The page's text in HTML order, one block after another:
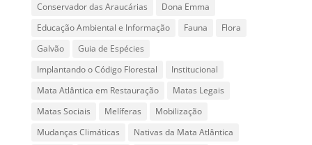
Conservador das Araucárias
Dona Emma
Educação Ambiental e Informação
Fauna
Flora
Galvão
Guia de Espécies
Implantando o Código Florestal
Institucional
Mata Atlântica em Restauração
Matas Legais
Matas Sociais
Melíferas
Mobilização
Mudanças Climáticas
Nativas da Mata Atlântica